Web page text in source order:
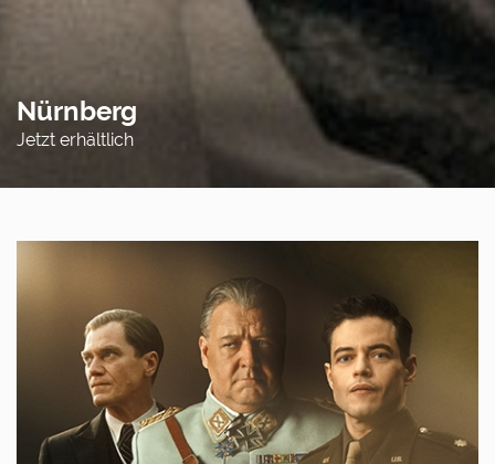
Nürnberg
Jetzt erhältlich